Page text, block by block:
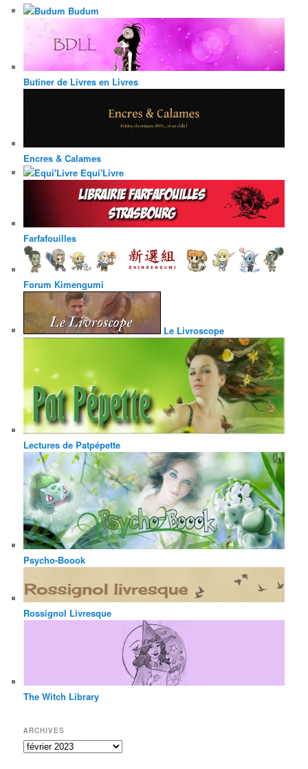
Budum
Butiner de Livres en Livres
Encres & Calames
Equi'Livre
Farfafouilles
Forum Kimengumi
Le Livroscope
Lectures de Patpépette
Psycho-Boook
Rossignol Livresque
The Witch Library
ARCHIVES
Archives